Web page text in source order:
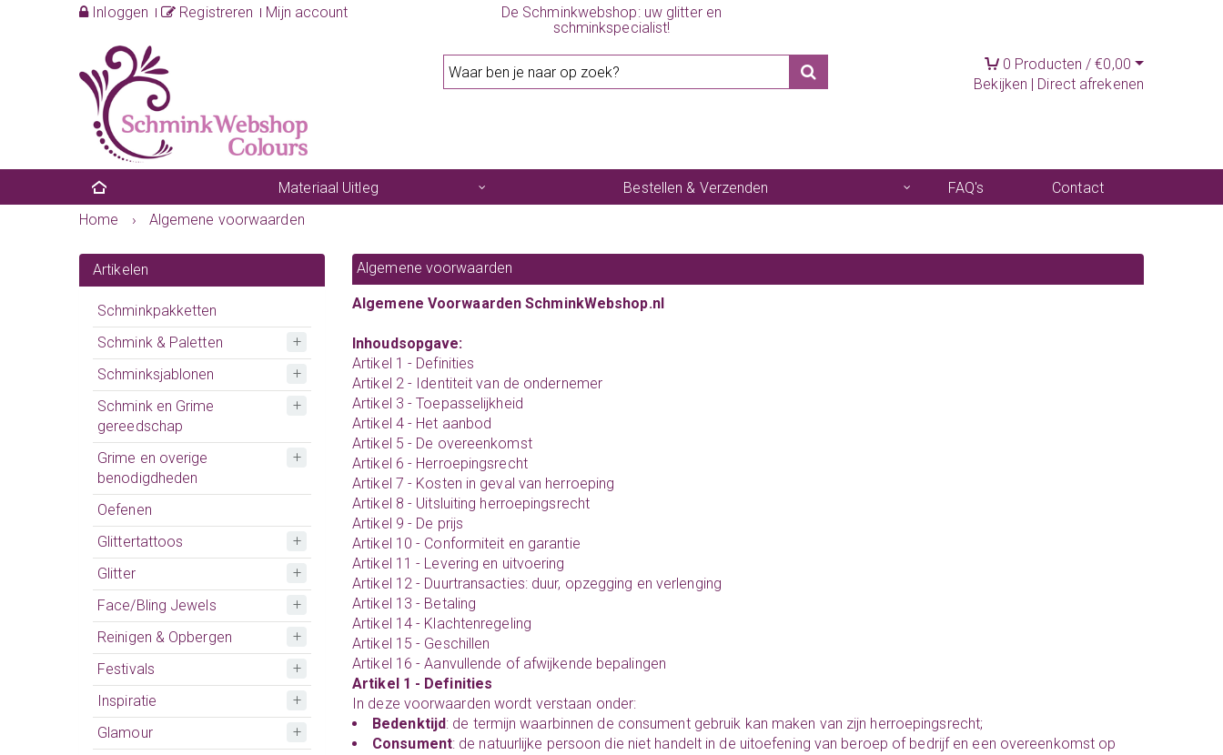
Inloggen Registreren Mijn account
De Schminkwebshop: uw glitter en
schminkspecialist!
0 Producten /€0,00
Bekijken | Direct afrekenen
Materiaal Uitleg Bestellen & Verzenden FAQ's
Contact
Home
› Algemene voorwaarden
Artikelen
Schminkpakketten
Schmink & Paletten
Schminksjablonen
Schmink en Grime
gereedschap
Grime en overige
benodigdheden
Oefenen
Glittertattoos
Glitter
Face/Bling Jewels
Reinigen & Opbergen
Festivals
Inspiratie
Glamour
Algemene voorwaarden
Algemene Voorwaarden SchminkWebshop.nl
Inhoudsopgave:
Artikel 1 - Definities
Artikel 2 - Identiteit van de ondernemer
Artikel 3 - Toepasselijkheid
Artikel 4 - Het aanbod
Artikel 5 - De overeenkomst
Artikel 6 - Herroepingsrecht
Artikel 7 - Kosten in geval van herroeping
Artikel 8 - Uitsluiting herroepingsrecht
Artikel 9 - De prijs
Artikel 10 - Conformiteit en garantie
Artikel 11 - Levering en uitvoering
Artikel 12 - Duurtransacties: duur, opzegging en verlenging
Artikel 13 - Betaling
Artikel 14 - Klachtenregeling
Artikel 15 - Geschillen
Artikel 16 - Aanvullende of afwijkende bepalingen
Artikel 1 - Definities
In deze voorwaarden wordt verstaan onder:
Bedenktijd: de termijn waarbinnen de consument gebruik kan maken van zijn herroepingsrecht;
Consument: de natuurlijke persoon die niet handelt in de uitoefening van beroep of bedrijf en een overeenkomst op